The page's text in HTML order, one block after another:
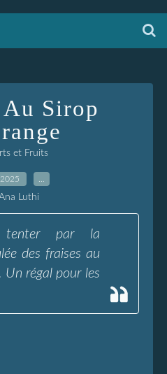
Au Sirop
et Fruits
Luthi
tenter par la
des fraises au
Un régal pour les